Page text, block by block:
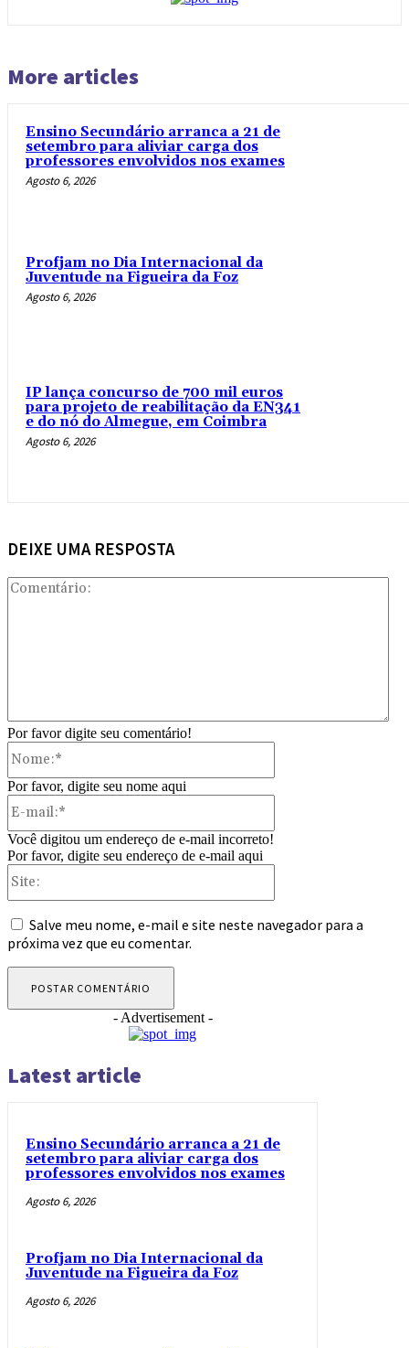
More articles
Ensino Secundário arranca a 21 de
setembro para aliviar carga dos
professores envolvidos nos exames
Agosto 6, 2026
Profjam no Dia Internacional da
Juventude na Figueira da Foz
Agosto 6, 2026
IP lança concurso de 700 mil euros
para projeto de reabilitação da EN341
e do nó do Almegue, em Coimbra
Agosto 6, 2026
DEIXE UMA RESPOSTA
Por favor digite seu comentário!
Por favor, digite seu nome aqui
Você digitou um endereço de e-mail incorreto!
Por favor, digite seu endereço de e-mail aqui
Salve meu nome, e-mail e site neste navegador para a
próxima vez que eu comentar.
- Advertisement -
Latest article
Ensino Secundário arranca a 21 de
setembro para aliviar carga dos
professores envolvidos nos exames
Agosto 6, 2026
Profjam no Dia Internacional da
Juventude na Figueira da Foz
Agosto 6, 2026